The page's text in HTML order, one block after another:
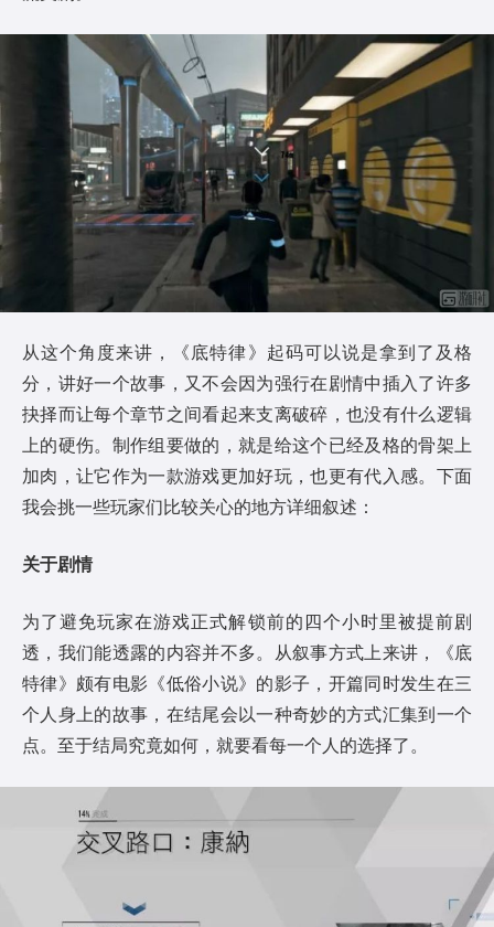
从这个角度来讲，《底特律》起码可以说是拿到了及格
分，讲好一个故事，又不会因为强行在剧情中插入了许多
抉择而让每个章节之间看起来支离破碎，也没有什么逻辑
上的硬伤。制作组要做的，就是给这个已经及格的骨架上
加肉，让它作为一款游戏更加好玩，也更有代入感。下面
我会挑一些玩家们比较关心的地方详细叙述：
关于剧情
为了避免玩家在游戏正式解锁前的四个小时里被提前剧
透，我们能透露的内容并不多。从叙事方式上来讲，《底
特律》颇有电影《低俗小说》的影子，开篇同时发生在三
个人身上的故事，在结尾会以一种奇妙的方式汇集到一个
点。至于结局究竟如何，就要看每一个人的选择了。